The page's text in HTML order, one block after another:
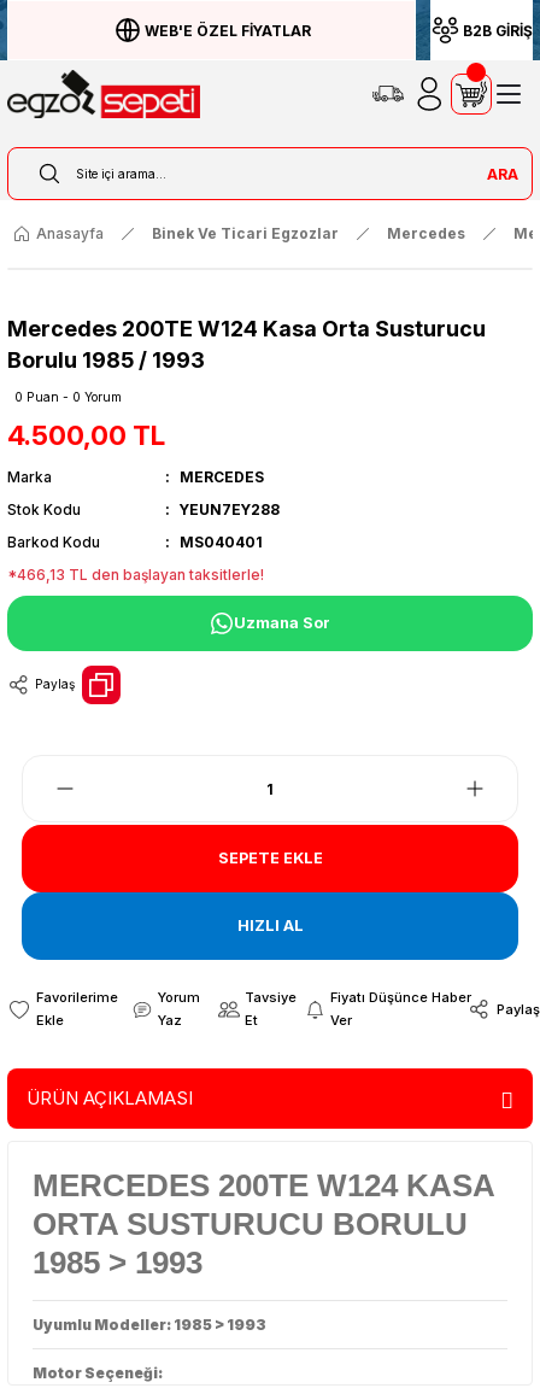
WEB'E ÖZEL FİYATLAR B2B GİRİŞ
ARA
Anasayfa Binek Ve Ticari Egzozlar Mercedes
Mercedes 200TE W124 Kasa Orta Susturucu
Borulu 1985 / 1993
0 Puan - 0 Yorum
4.500,00 TL
Marka
MERCEDES
Stok Kodu
YEUN7EY288
Barkod Kodu
MS040401
*466,13 TL den başlayan taksitlerle!
Uzmana Sor
Paylaş
SEPETE EKLE
HIZLI AL
Yorum
Yaz
Tavsiye
Et
Fiyatı Düşünce Haber
Ver
Paylaş
ÜRÜN AÇIKLAMASI
MERCEDES 200TE W124 KASA
ORTA SUSTURUCU BORULU
1985 > 1993
Uyumlu Modeller: 1985 > 1993
Motor Seçeneği: